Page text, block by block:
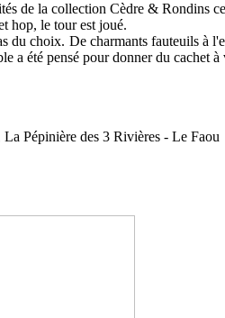
de la collection Cèdre & Rondins
hop, le tour est joué.
du choix. De charmants fauteuils à
a été pensé pour donner du cachet
Pépinière des 3 Rivières - Le Faou